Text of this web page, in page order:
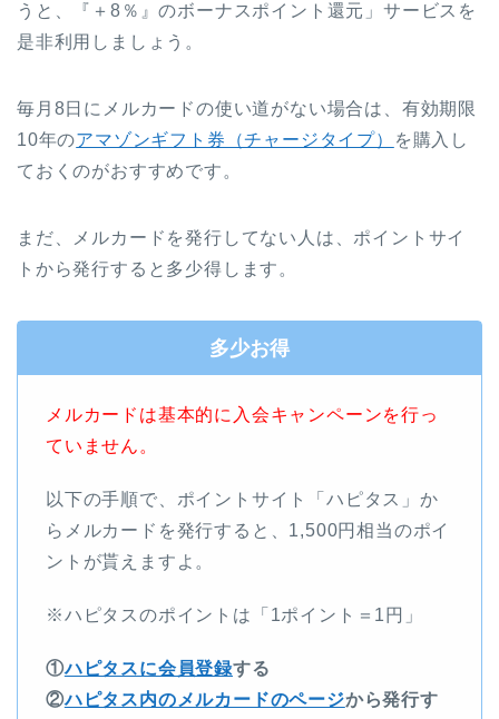
うと、『＋8％』のボーナスポイント還元」サービスを
是非利用しましょう。
毎月8日にメルカードの使い道がない場合は、有効期限
10年のアマゾンギフト券（チャージタイプ）
を購入し
ておくのがおすすめです。
まだ、メルカードを発行してない人は、ポイントサイ
トから発行すると多少得します。
多少お得
メルカードは基本的に入会キャンペーンを行っ
ていません。
以下の手順で、ポイントサイト「ハピタス」か
らメルカードを発行すると、1,500円相当のポイ
ントが貰えますよ。
※ハピタスのポイントは「1ポイント＝1円」
①ハピタスに会員登録する
②ハピタス内のメルカードのページから発行す